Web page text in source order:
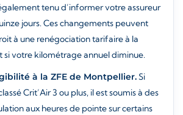
tenu d’informer votre assureur
jours. Ces changements peuvent
à une renégociation tarifaire à la
si votre kilométrage annuel diminue.
à la ZFE de Montpellier.Si
Crit’Air 3 ou plus, il est soumis à des
aux heures de pointe sur certains